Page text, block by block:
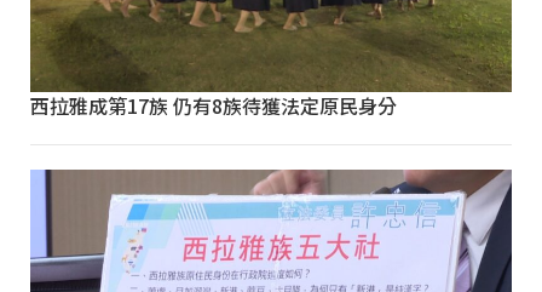
西拉雅成第17族 仍有8族待獲法定原民身分